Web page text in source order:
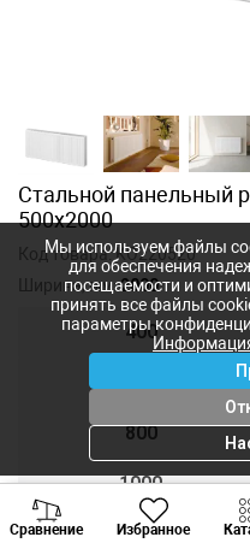
Стальной панельный
500x2000
Код товара:KO220520
Ширина, мм:2000
400
800
1000
1200
Сравнение Избранное
Мы используем файлы
для обеспечения
посещаемости и
принять все файлы
параметры